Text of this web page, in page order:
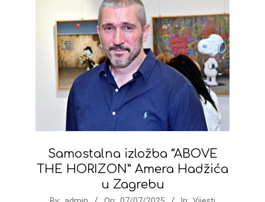
Samostalna izložba “ABOVE
THE HORIZON” Amera Hadžića
u Zagrebu
2025-